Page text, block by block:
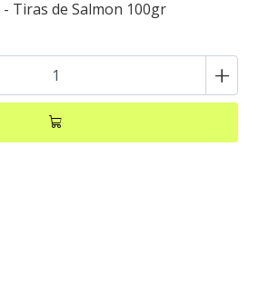
Tiras de Salmon 100gr
+